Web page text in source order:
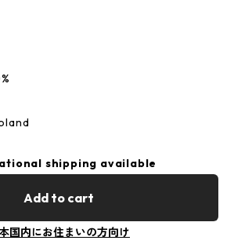
shipping available
Add to cart
国内にお住まいの方向け